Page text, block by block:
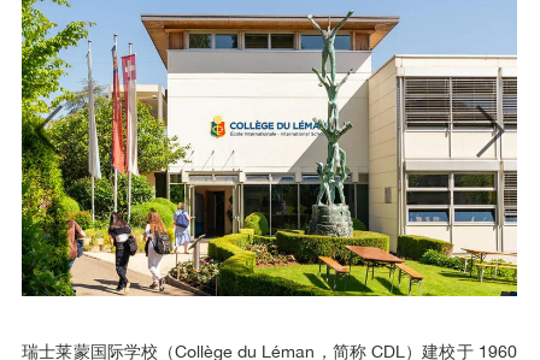
瑞士莱蒙国际学校（Collège du Léman，简称 CDL）建校于 1960